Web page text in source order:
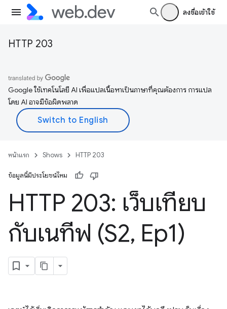
ลงชื่อเข้าใช้
HTTP 203
Google ใช้เทคโนโลยี AI เพื่อแปลเนื้อหาเป็นภาษาที่คุณต้องการ การแปล
โดย AI อาจมีข้อผิดพลาด
หน้าแรก Shows HTTP 203
ข้อมูลนี้มีประโยชน์ไหม
HTTP 203: เว็บเทียบ
กับเนทีฟ (S2, Ep1)